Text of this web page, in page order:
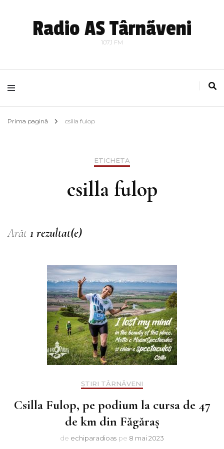
Radio AS Târnãveni
107,1 FM
Prima pagină csilla fulop
ETICHETA
csilla fulop
Arăt 1 rezultat(e)
ȘTIRI TÂRNĂVENI
Csilla Fulop, pe podium la cursa de 47
de km din Făgăraș
de echiparadioas pe 8 mai 2023